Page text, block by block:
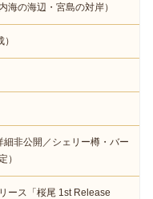
海の海辺・宮島の対岸）
細非公開／シェリー樽・バー
）
ース「桜尾 1st Release